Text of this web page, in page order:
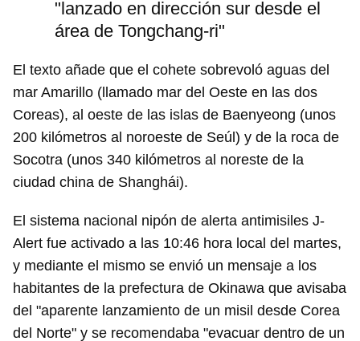
"lanzado en dirección sur desde el
área de Tongchang-ri"
El texto añade que el cohete sobrevoló aguas del
mar Amarillo (llamado mar del Oeste en las dos
Coreas), al oeste de las islas de Baenyeong (unos
200 kilómetros al noroeste de Seúl) y de la roca de
Socotra (unos 340 kilómetros al noreste de la
ciudad china de Shanghái).
El sistema nacional nipón de alerta antimisiles J-
Alert fue activado a las 10:46 hora local del martes,
y mediante el mismo se envió un mensaje a los
habitantes de la prefectura de Okinawa que avisaba
del "aparente lanzamiento de un misil desde Corea
del Norte" y se recomendaba "evacuar dentro de un